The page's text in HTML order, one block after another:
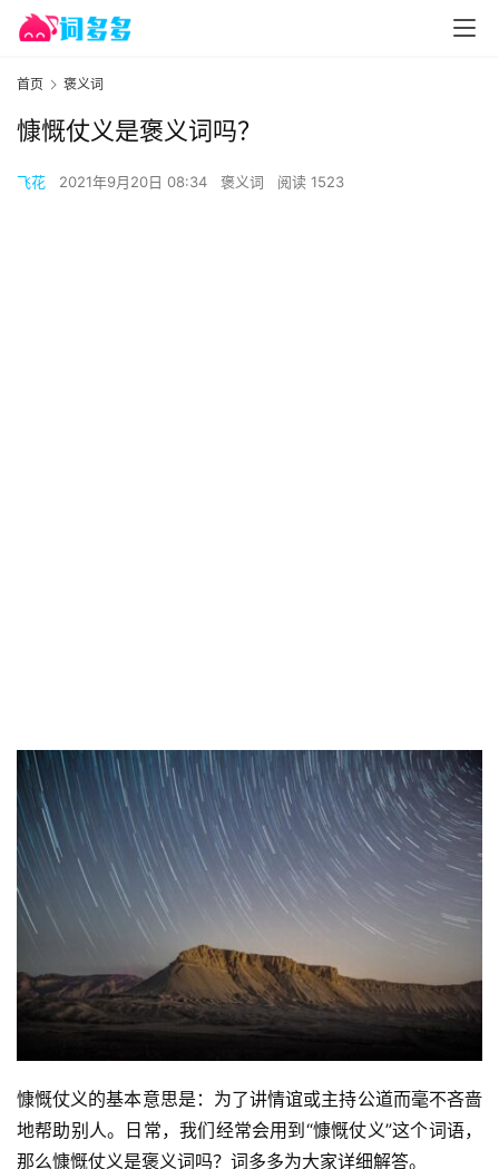
首页 褒义词
慷慨仗义是褒义词吗？
飞花 2021年9月20日 08:34 褒义词 阅读 1523
慷慨仗义的基本意思是：为了讲情谊或主持公道而毫不吝啬
地帮助别人。日常，我们经常会用到“慷慨仗义”这个词语，
那么慷慨仗义是褒义词吗？词多多为大家详细解答。